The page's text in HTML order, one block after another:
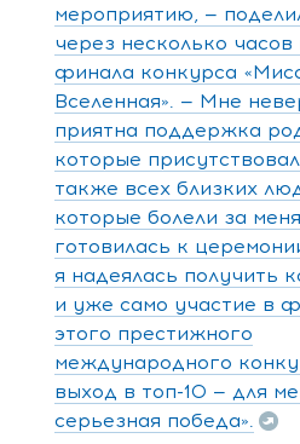
мероприятию, —
через несколько часов
финала конкурса
Вселенная». — Мне
приятна поддержка
которые
также всех близких
которые болели за
готовилась к
я надеялась получить
и уже само участие в
этого престижного
международного
выход в топ-10 — для
серьезная победа».